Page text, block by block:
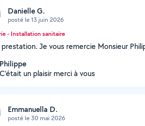
Danielle G.
posté le 13 juin 2026
- Installation sanitaire
prestation. Je vous remercie Monsieur
Philippe
C’était un plaisir merci à vous
Emmanuella D.
posté le 30 mai 2026